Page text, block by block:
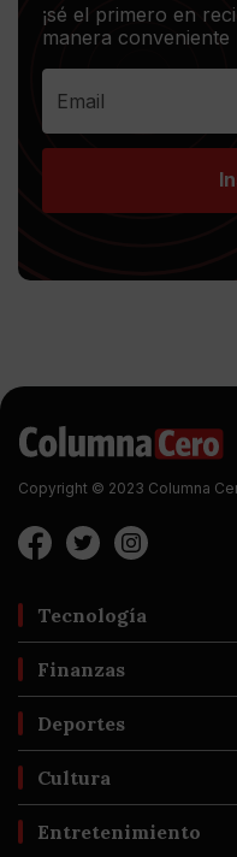
¡sé el primero en
manera conveniente
Copyright © 2023 Columna
Tecnología
Finanzas
Deportes
Cultura
Entretenimiento